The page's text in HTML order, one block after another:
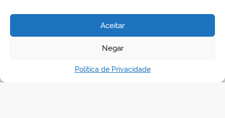
Aceitar
Negar
Política de Privacidade
REDES SOCIAIS